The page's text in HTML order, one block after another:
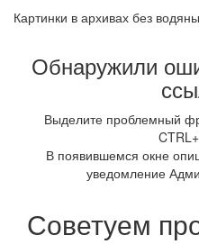
Картинки в архивах без
Обнаружили
Выделите проблемный
В появившемся окне
уведомление
Советуем